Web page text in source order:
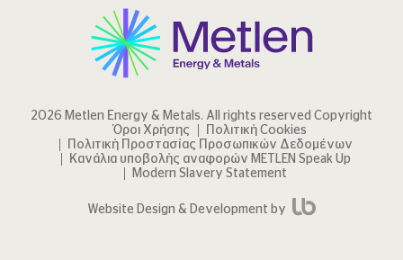
2026 Metlen Εnergy & Metals. All rights reserved Copyright
Όροι Χρήσης
Πολιτική Cookies
Πολιτική Προστασίας Προσωπικών Δεδομένων
Κανάλια υποβολής αναφορών METLEN Speak Up
Modern Slavery Statement
Website Design & Development by